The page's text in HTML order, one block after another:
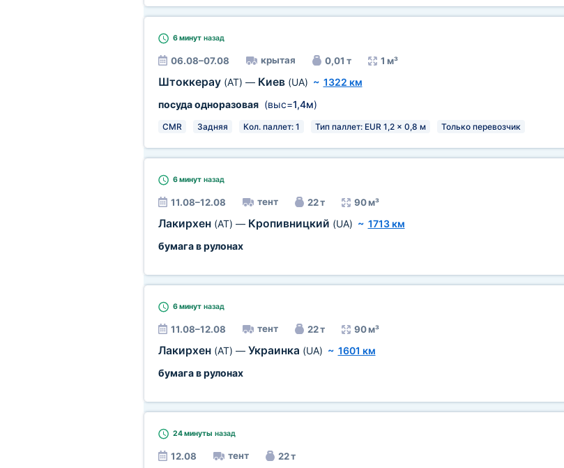
6 минутназад
06.08–07.08 крытая 0,01 т 1 м³
Штоккерау (AT) — Киев (UA) ~ 1322 км
посуда одноразовая(выс=1,4м)
CMR Задняя Кол. паллет: 1 Тип паллет: EUR 1,2 x 0,8 м Только перевозчик
6 минутназад
11.08–12.08 тент 22 т 90 м³
Лакирхен (AT) — Кропивницкий (UA) ~ 1713 км
бумага в рулонах
6 минутназад
11.08–12.08 тент 22 т 90 м³
Лакирхен (AT) — Украинка (UA) ~ 1601 км
бумага в рулонах
24 минуты назад
12.08 тент 22 т